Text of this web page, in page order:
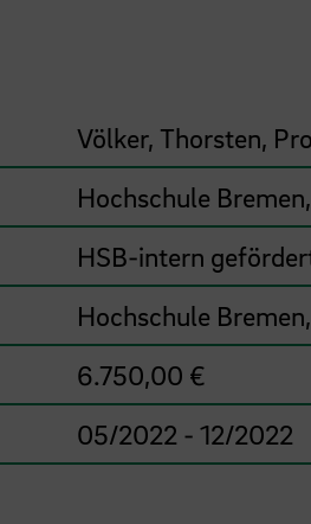
Völker, Thorsten,
Hochschule
HSB-intern
Hochschule
6.750,00 €
05/2022 - 12/2022